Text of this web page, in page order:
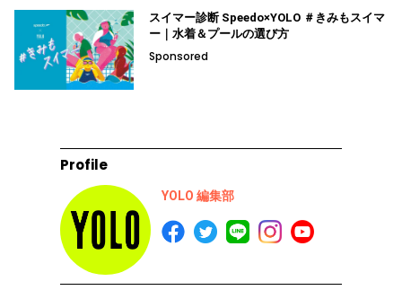
スイマー診断 Speedo×YOLO ＃きみもスイマ
ー｜水着＆プールの選び方
Sponsored
Profile
YOLO 編集部